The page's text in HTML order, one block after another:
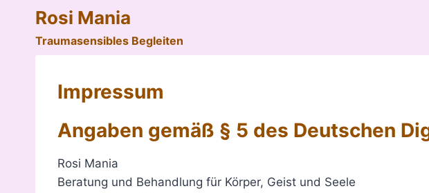
springen
Rosi Mania
Traumasensibles Begleiten
Impressum
Angaben gemäß § 5 des Deutschen
Rosi Mania
Beratung und Behandlung für Körper, Geist und Seele